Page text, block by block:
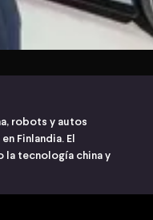
robots y autos
Finlandia. El
la tecnología china y